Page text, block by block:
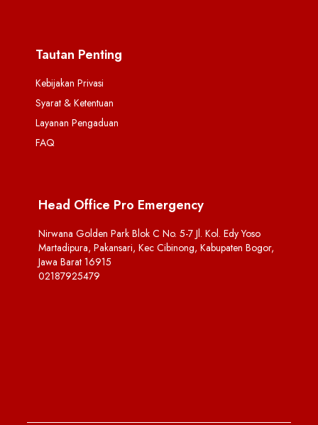
Tautan Penting
Kebijakan Privasi
Syarat & Ketentuan
Layanan Pengaduan
FAQ
Head Office Pro Emergency
Nirwana Golden Park Blok C No. 5-7 Jl. Kol. Edy Yoso
Martadipura, Pakansari, Kec Cibinong, Kabupaten Bogor,
Jawa Barat 16915
02187925479